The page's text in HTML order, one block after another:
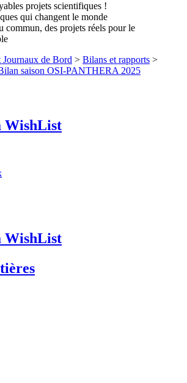
projets scientifiques !
qui changent le monde
commun, des projets réels pour le
Journaux de Bord > Bilans et rapports >
saison OSI-PANTHERA 2025
WishList
WishList